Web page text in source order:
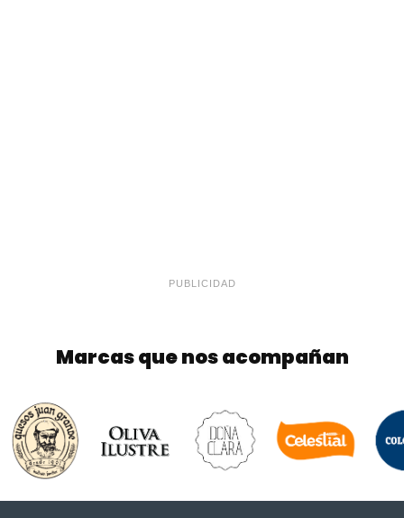
PUBLICIDAD
Marcas que nos acompañan